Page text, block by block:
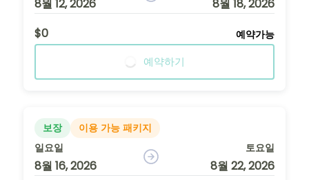
8월 12, 2026
8월 18, 2026
$0
예약가능
예약하기
보장
이용 가능 패키지
일요일
8월 16, 2026
토요일
8월 22, 2026